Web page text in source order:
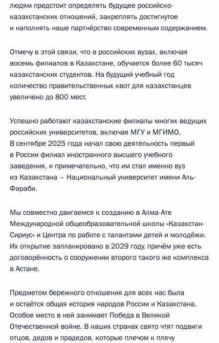
людям предстоит определять будущее российско-
казахстанских отношений, закреплять достигнутое
и наполнять наше партнёрство современным содержанием.
Отмечу в этой связи, что в российских вузах, включая
восемь филиалов в Казахстане, обучается более 60 тысяч
казахстанских студентов. На будущий учебный год
количество правительственных квот для казахстанцев
увеличено до 800 мест.
Успешно работают казахстанские филиалы многих ведущих
российских университетов, включая МГУ и МГИМО.
В сентябре 2025 года начал свою деятельность первый
в России филиал иностранного высшего учебного
заведения, и примечательно, что им стал именно вуз
из Казахстана – Национальный университет имени Аль-
Фараби.
Мы совместно двигаемся к созданию в Алма-Ате
Международной общеобразовательной школы «Казахстан-
Сириус» и Центра по работе с талантами детей и молодёжи.
Их открытие запланировано в 2029 году, причём уже есть
договорённость о сооружении второго такого же комплекса
в Астане.
Предметом бережного отношения для всех нас была
и остаётся общая история народов России и Казахстана.
Особое место в ней занимает Победа в Великой
Отечественной войне. В наших странах свято чтят подвиги
отцов, дедов и прадедов, которые плечом к плечу